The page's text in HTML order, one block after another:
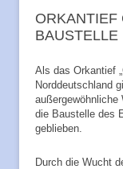
ORKANTIEF
BAUSTELLE
Als das Orkantief
Norddeutschland
außergewöhnliche
die Baustelle des
geblieben.
Durch die Wucht